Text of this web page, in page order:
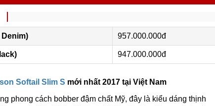
957.000.000đ
947.000.000đ
Softail Slim S mới nhất 2017 tại Việt Nam
phong cách bobber đậm chất Mỹ, đây là kiểu dáng thịnh